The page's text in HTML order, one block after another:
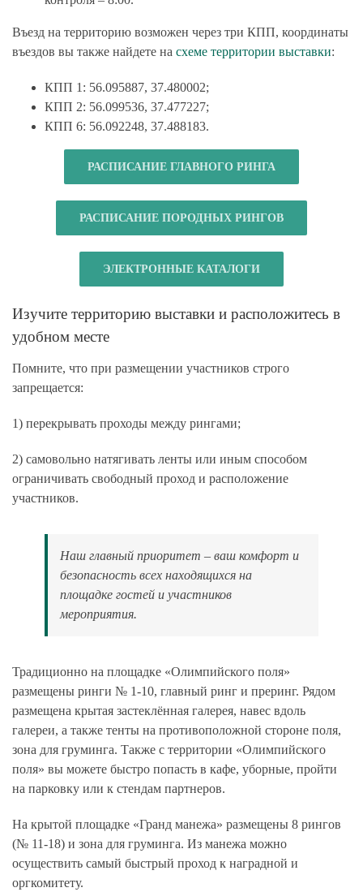
Въезд на территорию возможен через три КПП, координаты
въездов вы также найдете на схеме территории выставки:
КПП 1: 56.095887, 37.480002;
КПП 2: 56.099536, 37.477227;
КПП 6: 56.092248, 37.488183.
РАСПИСАНИЕ ГЛАВНОГО РИНГА
РАСПИСАНИЕ ПОРОДНЫХ РИНГОВ
ЭЛЕКТРОННЫЕ КАТАЛОГИ
Изучите территорию выставки и расположитесь в
удобном месте
Помните, что при размещении участников строго
запрещается:
1) перекрывать проходы между рингами;
2) самовольно натягивать ленты или иным способом
ограничивать свободный проход и расположение
участников.
Наш главный приоритет – ваш комфорт и
безопасность всех находящихся на
площадке гостей и участников
мероприятия.
Традиционно на площадке «Олимпийского поля»
размещены ринги № 1-10, главный ринг и преринг. Рядом
размещена крытая застеклённая галерея, навес вдоль
галереи, а также тенты на противоположной стороне поля,
зона для груминга. Также с территории «Олимпийского
поля» вы можете быстро попасть в кафе, уборные, пройти
на парковку или к стендам партнеров.
На крытой площадке «Гранд манежа» размещены 8 рингов
(№ 11-18) и зона для груминга. Из манежа можно
осуществить самый быстрый проход к наградной и
оргкомитету.